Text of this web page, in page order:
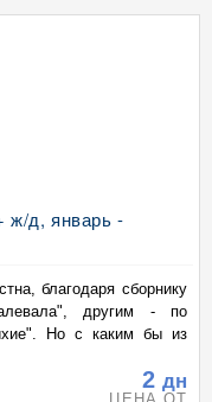
ж/д, январь -
благодаря сборнику
другим - по
Но с каким бы из
2 дн